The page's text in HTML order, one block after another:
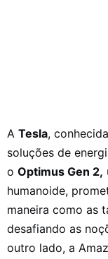
A Tesla,
soluções de
o Optimus Gen 2,
humanoide,
maneira como as
desafiando as
outro lado, a